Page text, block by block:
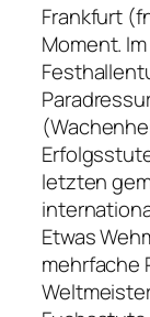
Frankfurt
Moment.
letzten
Etwas
mehrfache